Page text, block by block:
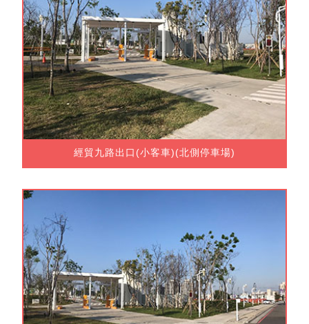
經貿九路出口(小客車)(北側停車場)